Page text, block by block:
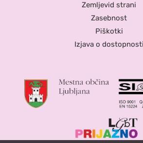
Zemljevid strani
Zasebnost
Piškotki
Izjava o dostopnosti